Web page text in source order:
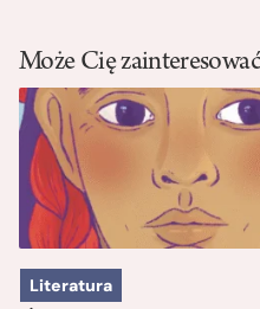
Może Cię zainteresować
Literatura